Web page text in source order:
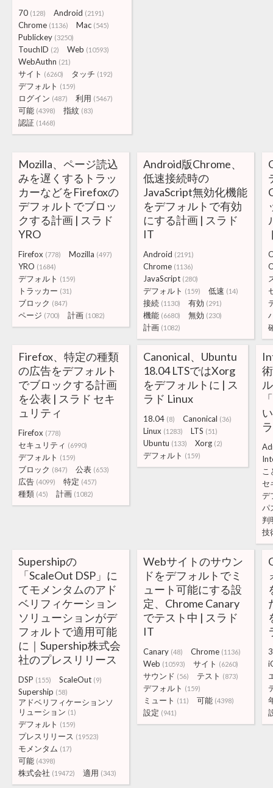
70 (128) Android (2191)
Chrome (1136) Mac (545)
Publickey (3250)
TouchID (2) Web (10593)
WebAuthn (21)
サイト (6260) タッチ (192)
デフォルト (159)
ログイン (487) 利用 (5467)
可能 (4398) 指紋 (83)
認証 (1468)
Mozilla、ページ読込
みを遅くするトラッ
カーなどをFirefoxの
デフォルトでブロッ
クする計画 | スラド
YRO
Firefox (778) Mozilla (497)
YRO (1684)
デフォルト (159)
トラッカー (31)
ブロック (847)
ページ (700) 計画 (1082)
Android版Chrome、
低速接続時の
JavaScript無効化機能
をデフォルトで有効
にする計画 | スラド
IT
Android (2191)
Chrome (1136)
JavaScript (280)
デフォルト (159) 低速 (14)
接続 (1130) 有効 (291)
機能 (6680) 無効 (230)
計画 (1082)
Firefox、特定の種類
の広告をデフォルト
でブロックする計画
を公表 | スラド セキ
ュリティ
Firefox (778)
セキュリティ (6990)
デフォルト (159)
ブロック (847) 公表 (653)
広告 (4099) 特定 (457)
種類 (45) 計画 (1082)
Canonical、Ubuntu
18.04 LTSではXorg
をデフォルトに | ス
ラド Linux
18.04 (8) Canonical (36)
Linux (1283) LTS (51)
Ubuntu (133) Xorg (2)
デフォルト (159)
こ
セ
デ
パ
判
技
Supershipの
「ScaleOut DSP」に
てモメンタムのアド
ベリフィケーション
ソリューションがデ
フォルトで適用可能
に｜Supership株式会
社のプレスリリース
DSP (155) ScaleOut (9)
Supership (58)
アドベリフィケーションソ
リューション (1)
デフォルト (159)
プレスリリース (19523)
モメンタム (17)
可能 (4398)
株式会社 (19472) 適用 (343)
Webサイトのサウン
ドをデフォルトでミ
ュート可能にする設
定、Chrome Canary
でテスト中 | スラド
IT
Canary (48) Chrome (1136)
Web (10593) サイト (6260)
サウンド (56) テスト (873)
デフォルト (159)
ミュート (11) 可能 (4398)
設定 (941)